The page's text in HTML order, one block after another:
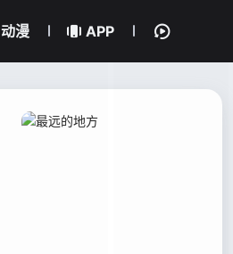
动漫 APP